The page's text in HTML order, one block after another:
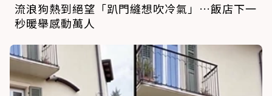
流浪狗熱到絕望「趴門縫想吹冷氣」…飯店下一
秒暖舉感動萬人